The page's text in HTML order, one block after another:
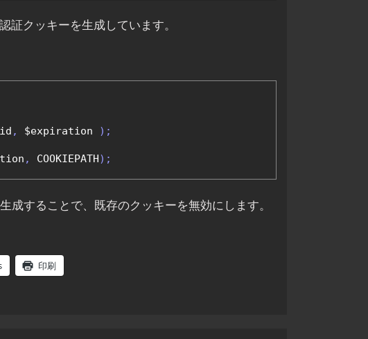
証クッキーを生成しています。
, $expiration );
, COOKIEPATH);
成することで、既存のクッキーを無効にします。
印刷